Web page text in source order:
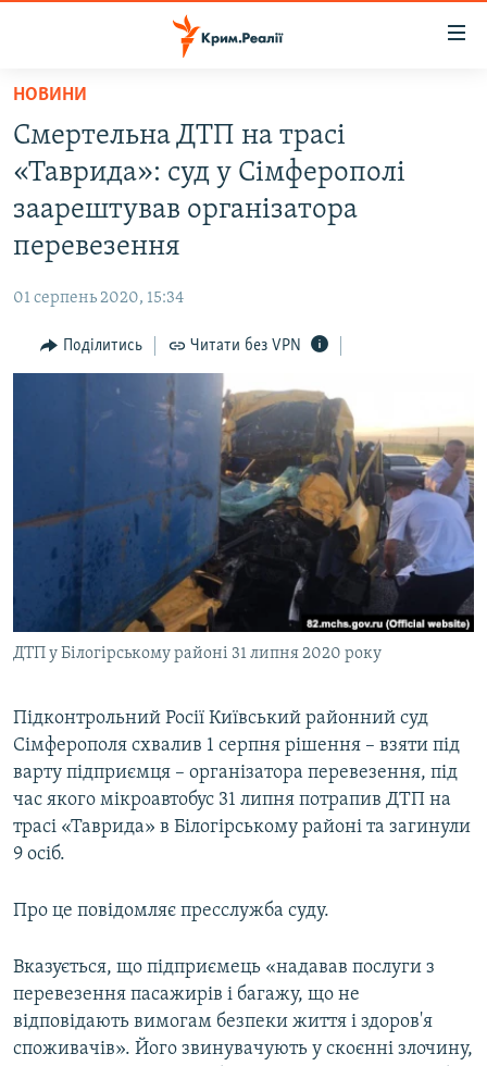
Перейти
основного
матеріалу
Перейти
до
основної
Перейти
пошуку
ВОДА.КРИМ
ВІДЕО ТА ФОТО
ПОГЛЯД
ІНТЕРВ'Ю
ВСЕ ЗА ДЕНЬ
ВІДЕОУРОКИ «ELIFBE»
СВІДЧЕННЯ ОКУПАЦІЇ
УКРАЇНСЬКА ПРОБЛЕМА КРИМУ
ІНФОГРАФІКА
ЯК ОБІЙТИ БЛОКУВАННЯ
Русский
Qırımtatar
ДОЛУЧАЙСЯ!
Усі сайти RFE/RL
НОВИНИ
Смертельна ДТП на трасі
«Таврида»: суд у Сімферополі
заарештував організатора
перевезення
01 серпень 2020, 15:34
Поділитись Читати без VPN
ДТП у Білогірському районі 31 липня 2020 року
Підконтрольний Росії Київський районний суд
Сімферополя схвалив 1 серпня рішення – взяти під
варту підприємця – організатора перевезення, під
час якого мікроавтобус 31 липня потрапив ДТП на
трасі «Таврида» в Білогірському районі та загинули
9 осіб.
Про це повідомляє пресслужба суду.
Вказується, що підприємець «надавав послуги з
перевезення пасажирів і багажу, що не
відповідають вимогам безпеки життя і здоров'я
споживачів». Його звинувачують у скоєнні злочину,